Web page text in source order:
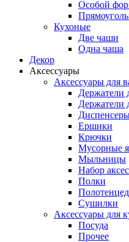
Особой
Кухоные
Две чаши
Одна чаша
Декор
Аксессуары
Аксессуары для
Держатели
Держатели
Ершики
Крючки
Мусорные
Мыльницы
Набор
Полки
Сушилки
Аксессуары для
Посуда
Прочее